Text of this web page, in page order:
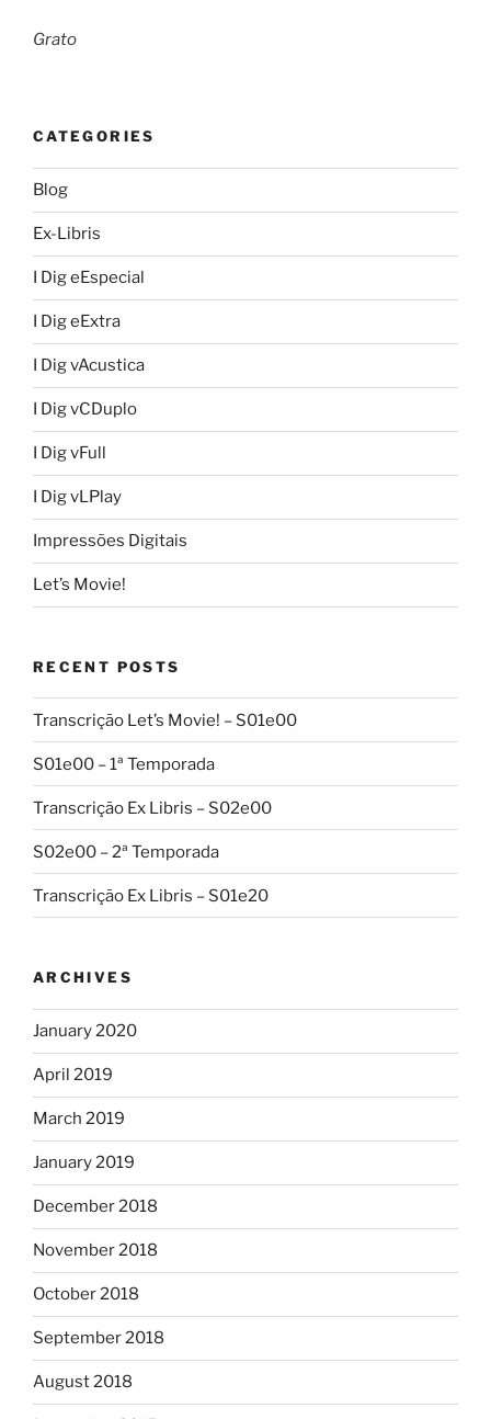
Grato
CATEGORIES
Blog
Ex-Libris
I Dig eEspecial
I Dig eExtra
I Dig vAcustica
I Dig vCDuplo
I Dig vFull
I Dig vLPlay
Impressões Digitais
Let’s Movie!
RECENT POSTS
Transcrição Let’s Movie! – S01e00
S01e00 – 1ª Temporada
Transcrição Ex Libris – S02e00
S02e00 – 2ª Temporada
Transcrição Ex Libris – S01e20
ARCHIVES
January 2020
April 2019
March 2019
January 2019
December 2018
November 2018
October 2018
September 2018
August 2018